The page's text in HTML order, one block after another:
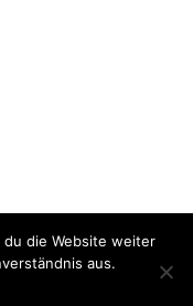
du die Website weiter
aus.